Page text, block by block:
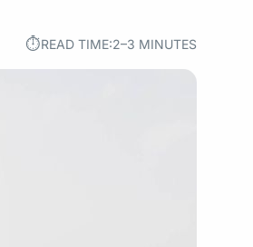
⏱︎READ TIME:2–3 MINUTES